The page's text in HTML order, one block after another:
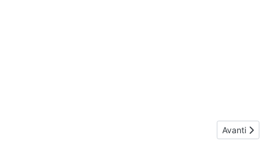
Articolo
Avanti